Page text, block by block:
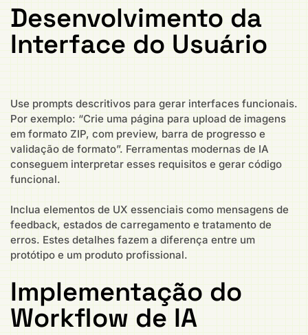
Desenvolvimento da
Interface do Usuário
Use prompts descritivos para gerar interfaces funcionais.
Por exemplo: “Crie uma página para upload de imagens
em formato ZIP, com preview, barra de progresso e
validação de formato”. Ferramentas modernas de IA
conseguem interpretar esses requisitos e gerar código
funcional.
Inclua elementos de UX essenciais como mensagens de
feedback, estados de carregamento e tratamento de
erros. Estes detalhes fazem a diferença entre um
protótipo e um produto profissional.
Implementação do
Workflow de IA